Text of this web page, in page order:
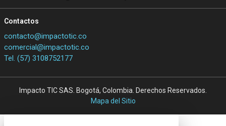
Contactos
contacto@impactotic.co
comercial@impactotic.co
Tel. (57) 3108752177
Impacto TIC SAS. Bogotá, Colombia. Derechos Reservados.
Mapa del Sitio